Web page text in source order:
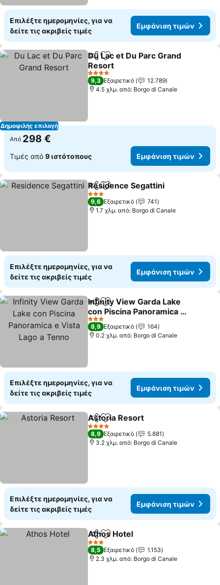
Επιλέξτε ημερομηνίες, για να
δείτε τις ακριβείς τιμές
Εμφάνιση τιμών
Δημοφιλής επιλογή
Κοινοποίηση
Προσθήκη στα αγαπημένα
Du Lac et Du Parc Grand
Resort
Εμφάνιση τιμών
4 Αστέρια
9,3 Εξαιρετικό
12.789
4.5 χλμ. από: Borgo di Canale
Από 298 €
Τιμές από 9 ιστότοπους Εμφάνιση τιμών
Κοινοποίηση
Προσθήκη στα αγαπημένα
Residence Segattini
3 Αστέρια
9,6 Εξαιρετικό
741
1.7 χλμ. από: Borgo di Canale
Επιλέξτε ημερομηνίες, για να
δείτε τις ακριβείς τιμές
Εμφάνιση τιμών
Κοινοποίηση
Προσθήκη στα αγαπημένα
Infinity View Garda Lake
con Piscina Panoramica e
Vista Lago a Tenno
Εμφάνιση τιμών
3 Αστέρια
8,9 Εξαιρετικό
164
0.2 χλμ. από: Borgo di Canale
Επιλέξτε ημερομηνίες, για να
δείτε τις ακριβείς τιμές
Εμφάνιση τιμών
Κοινοποίηση
Προσθήκη στα αγαπημένα
Astoria Resort
4 Αστέρια
8,9 Εξαιρετικό
5.881
3.2 χλμ. από: Borgo di Canale
Επιλέξτε ημερομηνίες, για να
δείτε τις ακριβείς τιμές
Εμφάνιση τιμών
Κοινοποίηση
Προσθήκη στα αγαπημένα
Athos Hotel
3 Αστέρια
8,5 Εξαιρετικό
1.153
2.3 χλμ. από: Borgo di Canale